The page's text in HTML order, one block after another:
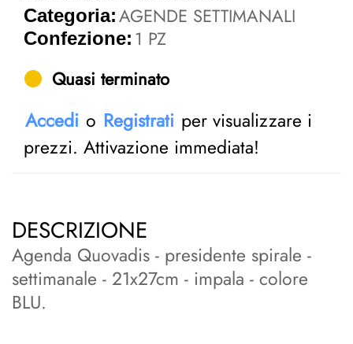
Categoria:AGENDE SETTIMANALI
Confezione: 1 PZ
Quasi terminato
Accedi o Registrati per visualizzare i
prezzi. Attivazione immediata!
DESCRIZIONE
Agenda Quovadis - presidente spirale -
settimanale - 21x27cm - impala - colore
BLU.